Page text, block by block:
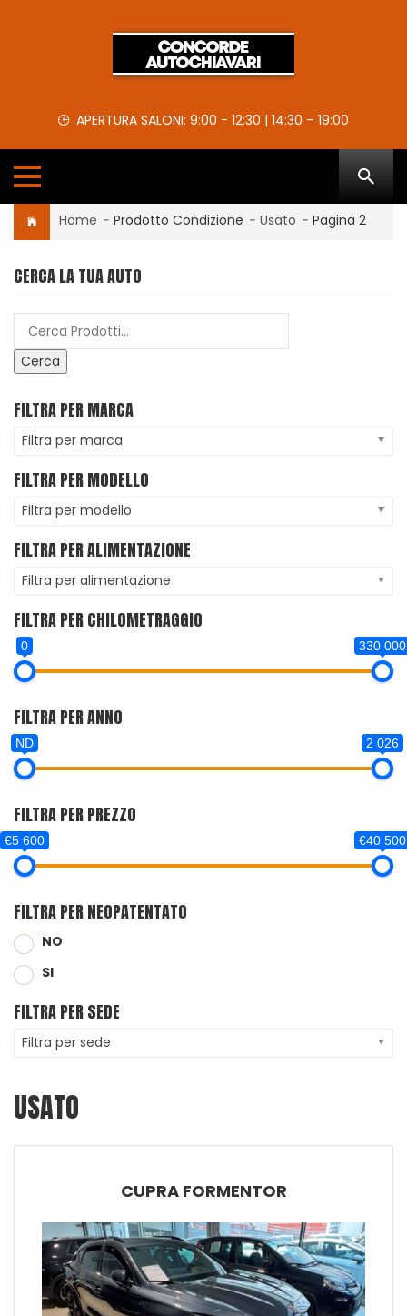
APERTURA SALONI: 9:00 - 12:30 | 14:30 – 19:00
Home - Prodotto Condizione - Usato - Pagina 2
CERCA LA TUA AUTO
Cerca
FILTRA PER MARCA
Filtra per marca
FILTRA PER MODELLO
Filtra per modello
FILTRA PER ALIMENTAZIONE
Filtra per alimentazione
FILTRA PER CHILOMETRAGGIO
0 330 000
FILTRA PER ANNO
ND 2 026
FILTRA PER PREZZO
€5 600 €40 500
FILTRA PER NEOPATENTATO
NO
SI
FILTRA PER SEDE
Filtra per sede
USATO
CUPRA FORMENTOR